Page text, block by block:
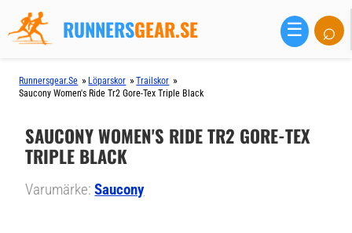
RUNNERSGEAR.SE ☰ ⌕
Runnersgear.se » Löparskor »Trailskor »
Saucony Women's Ride Tr2 Gore-Tex Triple Black
SAUCONY WOMEN'S RIDE TR2 GORE-TEX
TRIPLE BLACK
Varumärke:Saucony